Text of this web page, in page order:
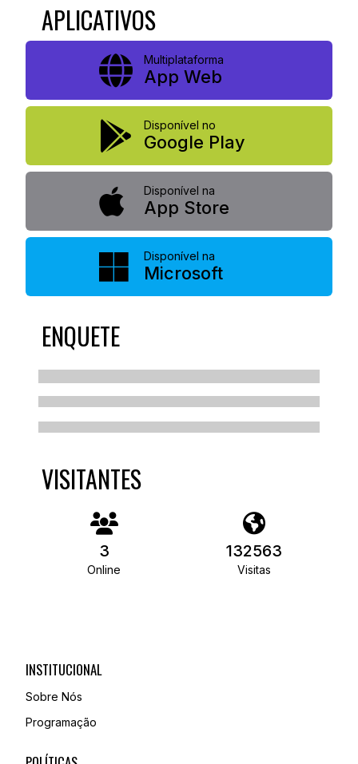
APLICATIVOS
Multiplataforma
App Web
Disponível no
Google Play
Disponível na
App Store
Disponível na
Microsoft
ENQUETE
VISITANTES
3
Online
132563
Visitas
INSTITUCIONAL
Sobre Nós
Programação